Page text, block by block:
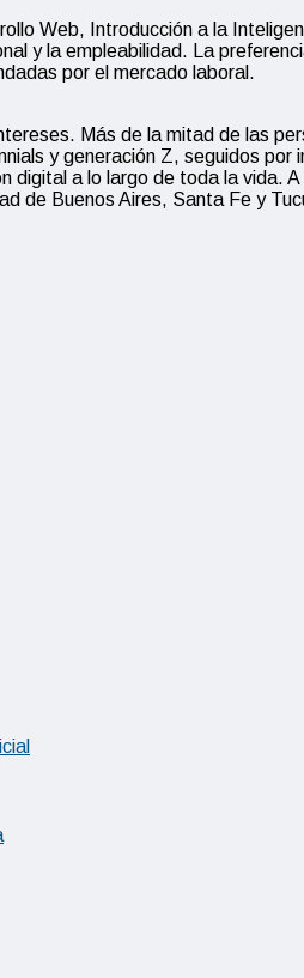
Web, Introducción a la
y la empleabilidad. La
por el mercado laboral.
Más de la mitad de las
y generación Z, seguidos
digital a lo largo de toda la vida.
de Buenos Aires, Santa Fe y